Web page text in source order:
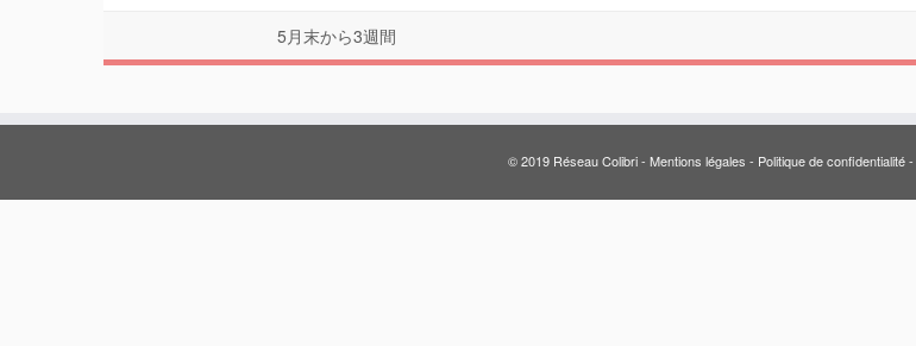
5月末から3週間
© 2019 Réseau Colibri - Mentions légales - Politique de confidentialité-